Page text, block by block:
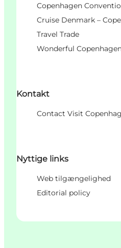
Copenhagen
Cruise Denmark –
Travel Trade
Wonderful
Kontakt
Contact Visit
Nyttige links
Web tilgængelighed
Editorial policy